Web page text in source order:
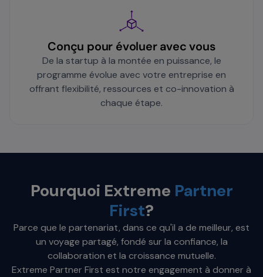
Conçu pour évoluer avec vous
De la startup à la montée en puissance, le
programme évolue avec votre entreprise en
offrant flexibilité, ressources et co-innovation à
chaque étape.
Pourquoi Extreme Partner
First?
Parce que le partenariat, dans ce qu'il a de meilleur, est
un voyage partagé, fondé sur la confiance, la
collaboration et la croissance mutuelle.
Extreme Partner First est notre engagement à donner à